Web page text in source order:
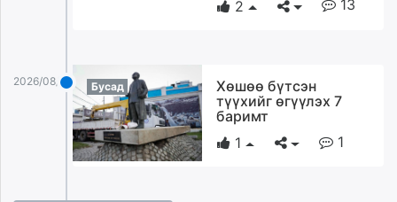
2 13
2026/08/03 Бусад
Хөшөө бүтсэн
түүхийг өгүүлэх 7
баримт
1
1